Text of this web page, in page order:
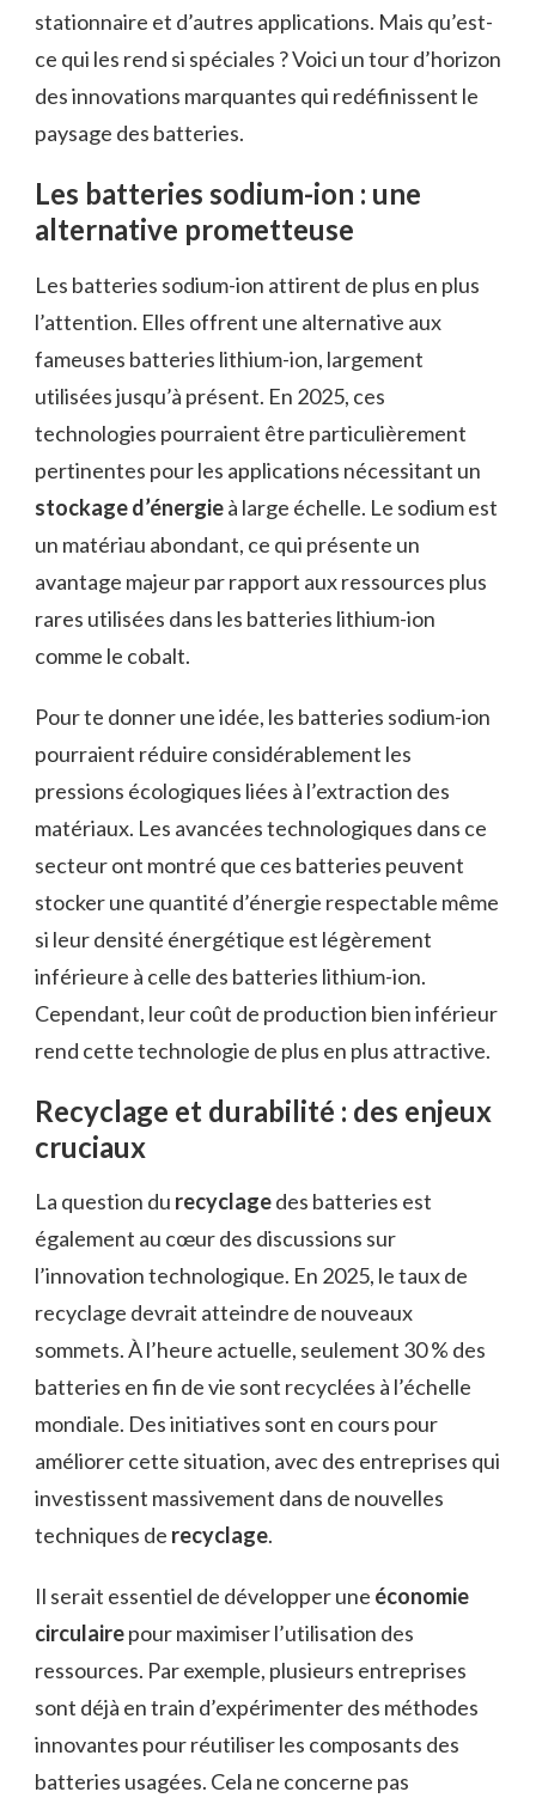
stationnaire et d’autres applications. Mais qu’est-
ce qui les rend si spéciales ? Voici un tour d’horizon
des innovations marquantes qui redéfinissent le
paysage des batteries.
Les batteries sodium-ion : une
alternative prometteuse
Les batteries sodium-ion attirent de plus en plus
l’attention. Elles offrent une alternative aux
fameuses batteries lithium-ion, largement
utilisées jusqu’à présent. En 2025, ces
technologies pourraient être particulièrement
pertinentes pour les applications nécessitant un
stockage d’énergieà large échelle. Le sodium est
un matériau abondant, ce qui présente un
avantage majeur par rapport aux ressources plus
rares utilisées dans les batteries lithium-ion
comme le cobalt.
Pour te donner une idée, les batteries sodium-ion
pourraient réduire considérablement les
pressions écologiques liées à l’extraction des
matériaux. Les avancées technologiques dans ce
secteur ont montré que ces batteries peuvent
stocker une quantité d’énergie respectable même
si leur densité énergétique est légèrement
inférieure à celle des batteries lithium-ion.
Cependant, leur coût de production bien inférieur
rend cette technologie de plus en plus attractive.
Recyclage et durabilité : des enjeux
cruciaux
La question du recyclagedes batteries est
également au cœur des discussions sur
l’innovation technologique. En 2025, le taux de
recyclage devrait atteindre de nouveaux
sommets. À l’heure actuelle, seulement 30 % des
batteries en fin de vie sont recyclées à l’échelle
mondiale. Des initiatives sont en cours pour
améliorer cette situation, avec des entreprises qui
investissent massivement dans de nouvelles
techniques de recyclage.
Il serait essentiel de développer une économie
circulairepour maximiser l’utilisation des
ressources. Par exemple, plusieurs entreprises
sont déjà en train d’expérimenter des méthodes
innovantes pour réutiliser les composants des
batteries usagées. Cela ne concerne pas